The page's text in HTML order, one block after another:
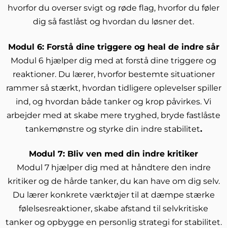
hvorfor du overser svigt og røde flag, hvorfor du føler
dig så fastlåst og hvordan du løsner det.
Modul 6: Forstå dine triggere og heal de indre sår
Modul 6 hjælper dig med at forstå dine triggere og
reaktioner. Du lærer, hvorfor bestemte situationer
rammer så stærkt, hvordan tidligere oplevelser spiller
ind, og hvordan både tanker og krop påvirkes. Vi
arbejder med at skabe mere tryghed, bryde fastlåste
tankemønstre og styrke din indre stabilitet.
Modul 7: Bliv ven med din indre kritiker
Modul 7 hjælper dig med at håndtere den indre
kritiker og de hårde tanker, du kan have om dig selv.
Du lærer konkrete værktøjer til at dæmpe stærke
følelsesreaktioner, skabe afstand til selvkritiske
tanker og opbygge en personlig strategi for stabilitet.